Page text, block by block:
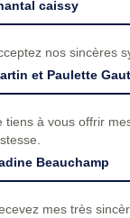
caissy
nos sincères
et Paulette
tiens à vous offrir
Beauchamp
mes très